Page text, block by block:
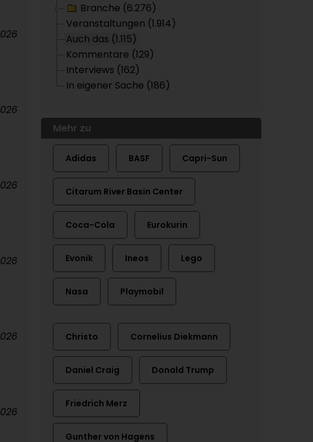
Branche (6.276)
Veranstaltungen (1.914)
Auch das (1.115)
Kommentare (129)
Interviews (162)
In eigener Sache (186)
Mehr zu
Adidas BASF Capri-Sun
Citarum River Basin Center
Coca-Cola Eurokurin
Evonik Ineos Lego
Nasa Playmobil
Christo Cornelius Diekmann
Daniel Craig Donald Trump
Friedrich Merz
Gunther von Hagens